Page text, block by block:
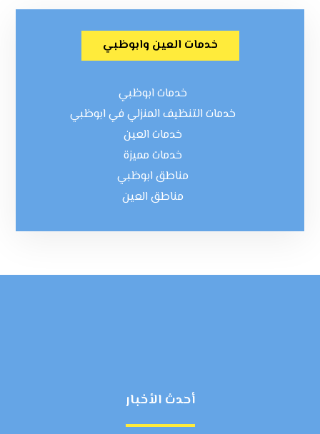
خدمات العين وابوظبي
خدمات ابوظبي
خدمات التنظيف المنزلي في ابوظبي
خدمات العين
خدمات مميزة
مناطق ابوظبي
مناطق العين
أحدث الأخبار